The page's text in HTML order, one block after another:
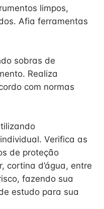
limpos,
Afia ferramentas
sobras de
Realiza
com normas
Verifica as
de proteção
cortina d’água, entre
fazendo sua
estudo para sua